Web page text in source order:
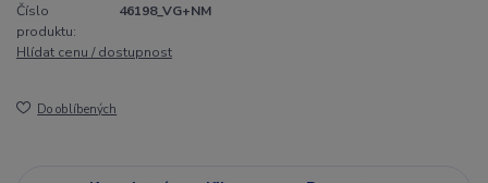
Číslo
produktu:
46198_VG+NM
Hlídat cenu / dostupnost
Do oblíbených